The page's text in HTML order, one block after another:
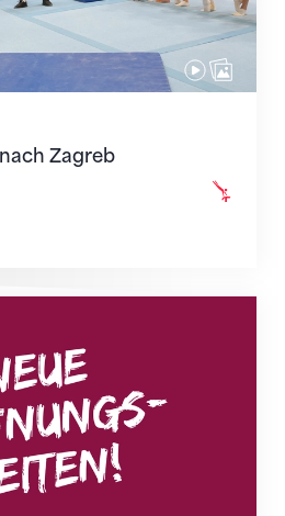
Zagreb
ab 1. August 2026